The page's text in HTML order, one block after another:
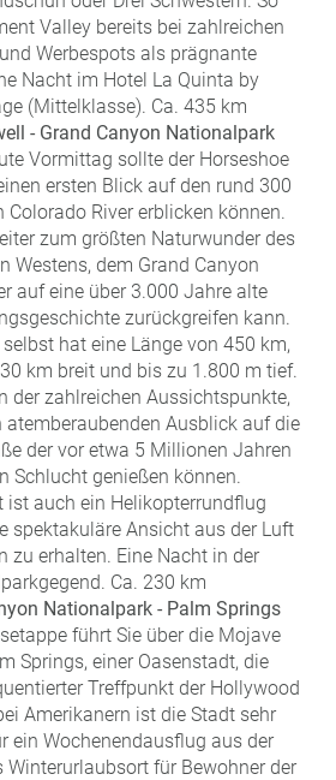
Valley bereits bei zahlreichen
Werbespots als prägnante
Nacht im Hotel La Quinta by
(Mittelklasse). Ca. 435 km
- Grand Canyon Nationalpark
Vormittag sollte der Horseshoe
ersten Blick auf den rund 300
Colorado River erblicken können.
zum größten Naturwunder des
Westens, dem Grand Canyon
auf eine über 3.000 Jahre alte
zurückgreifen kann.
hat eine Länge von 450 km,
km breit und bis zu 1.800 m tief.
der zahlreichen Aussichtspunkte,
atemberaubenden Ausblick auf die
der vor etwa 5 Millionen Jahren
Schlucht genießen können.
ist auch ein Helikopterrundflug
spektakuläre Ansicht aus der Luft
zu erhalten. Eine Nacht in der
Ca. 230 km
Nationalpark - Palm Springs
führt Sie über die Mojave
Springs, einer Oasenstadt, die
Treffpunkt der Hollywood
Amerikanern ist die Stadt sehr
ein Wochenendausflug aus der
Winterurlaubsort für Bewohner der